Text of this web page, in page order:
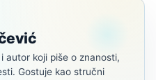
autor koji piše o znanosti,
Gostuje kao stručni